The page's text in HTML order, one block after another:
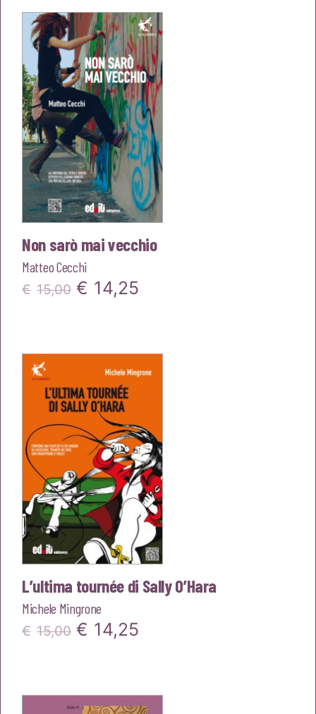
era:
€15,00.
è:
€14,25.
Non sarò mai vecchio
Matteo Cecchi
€ 15,00 Il
era:
€15,00.
€ 14,25
è:
L’ultima tournée di Sally O’Hara
Michele Mingrone
€ 15,00 Il
era:
€ 14,25
è: